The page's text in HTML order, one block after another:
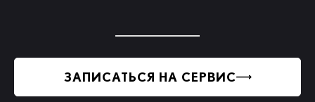
ЗАПИСАТЬСЯ НА СЕРВИС